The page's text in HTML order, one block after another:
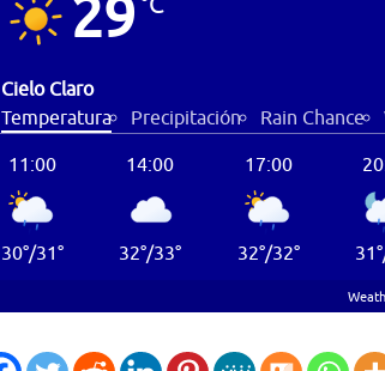
29
Cielo Claro
Temperatura Precipitación Rain Chance
11:00
30°/31°
14:00
32°/33°
17:00
32°/32° 31°